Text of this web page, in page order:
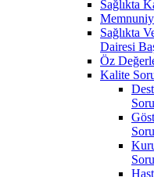
Sağlıkta
Sağlıkta
Dairesi
Öz
Kalite